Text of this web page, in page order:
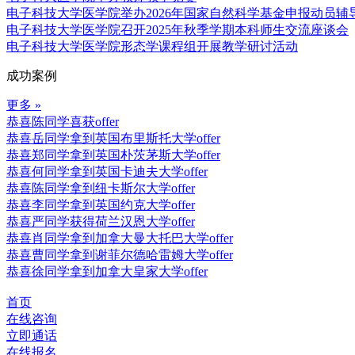
电子科技大学医学院举办2026年国家自然科学基金申报动员辅
电子科技大学医学院召开2025年秋季学期本科师生交流座谈会
电子科技大学医学院形态学课程组开展教学研讨活动
成功案例
更多 »
恭喜陈同学喜获offer
恭喜岳同学拿到英国布里斯托大学offer
恭喜郑同学拿到英国朴茨茅斯大学offer
恭喜何同学拿到英国卡迪夫大学offer
恭喜陈同学拿到纽卡斯尔大学offer
恭喜李同学拿到英国约克大学offer
恭喜严同学获得荷兰汉恩大学offer
恭喜肖同学拿到加拿大曼大托巴大学offer
恭喜曹同学拿到谢菲尔德哈雷姆大学offer
恭喜徐同学拿到加拿大皇家大学offer
首页
在线咨询
立即通话
在线报名